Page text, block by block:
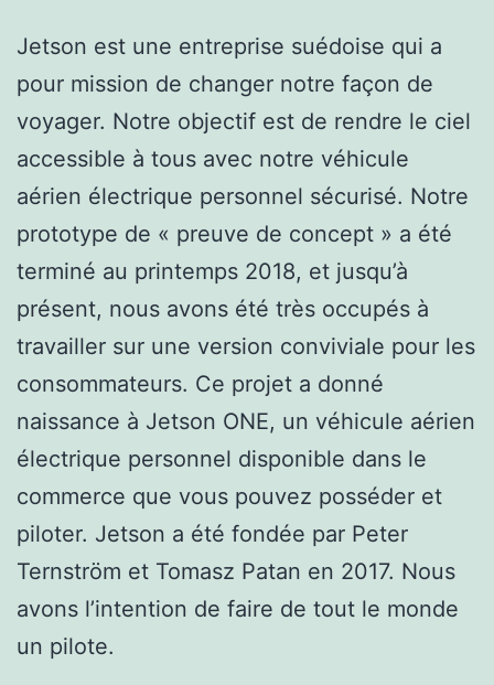
Jetson est une entreprise suédoise qui a
pour mission de changer notre façon de
voyager. Notre objectif est de rendre le ciel
accessible à tous avec notre véhicule
aérien électrique personnel sécurisé. Notre
prototype de « preuve de concept » a été
terminé au printemps 2018, et jusqu’à
présent, nous avons été très occupés à
travailler sur une version conviviale pour les
consommateurs. Ce projet a donné
naissance à Jetson ONE, un véhicule aérien
électrique personnel disponible dans le
commerce que vous pouvez posséder et
piloter. Jetson a été fondée par Peter
Ternström et Tomasz Patan en 2017. Nous
avons l’intention de faire de tout le monde
un pilote.